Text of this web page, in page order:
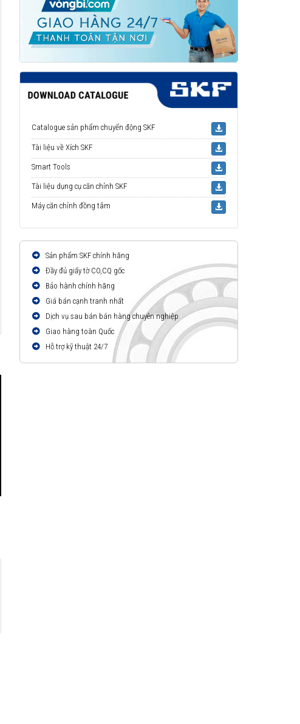
Catalogue sản phẩm chuyển động SKF
Tài liệu về Xích SKF
Smart Tools
Tài liệu dụng cụ căn chỉnh SKF
Máy căn chỉnh đồng tâm
Sản phẩm SKF chính hãng
Đầy đủ giấy tờ CO,CQ gốc
Bảo hành chính hãng
Giá bán cạnh tranh nhất
Dịch vụ sau bán bán hàng chuyên nghiệp
Giao hàng toàn Quốc
Hỗ trợ kỹ thuật 24/7